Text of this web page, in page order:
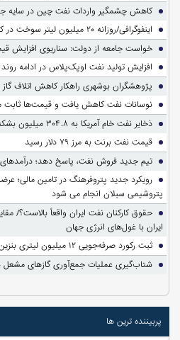
کاهش چشمگیر واردات نفت چین در سایه
اینفوگرافی/روزانه ۲۰ میلیون لیتر سوخت در کشور قاچاق می‌شود
خواست جامعه از دولت: سناریوی افزایش
افزایش تولید نفت اوپک‌پلاس در ادامه
پژوهشگران بوشهری راهکار کاهش اتلاف گاز
نوسانات نفت کاهش یافت و قیمت‌ها ثابت
ذخایر نفت خام آمریکا به ۳۰۴.۸ میلیون بشکه رسید
قیمت نفت برنت به مرز ۷۹ دلار رسید
تیم جدید فروش نفت، پاسخ دهد؛
رویکرد جدید پتروفرهنگ در تامین مالی؛
پتروشیمی سبلان انجام می شود
حقوق کارکنان نفت ایران واقعاً بالاست؟/
ایران با غول‌های انرژی جهان
ثبت رکورد صرفه‌جویی ۱۲ میلیون لیتری بنزین با تمرکز بر سوخت گاز
شتاب‌گیری عملیات جمع‌آوری گازهای مشعل
پربیننده ترین ها